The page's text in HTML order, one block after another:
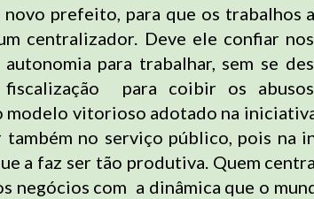
prefeito, para que os trabalhos
centralizador. Deve ele confiar
para trabalhar, sem se
fiscalização para coibir os
modelo vitorioso adotado na
também no serviço público, pois na
a faz ser tão produtiva. Quem
negócios com a dinâmica que o